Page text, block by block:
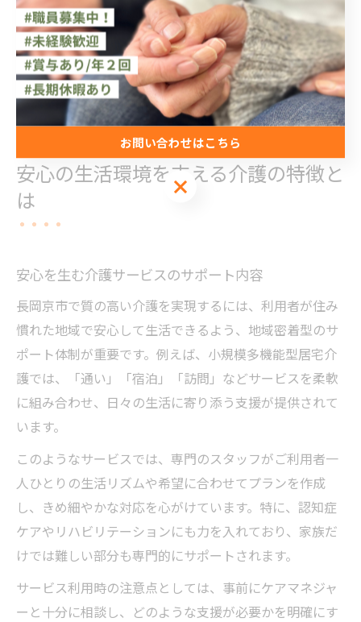
後悔のない選択が可能になります。
地域に密着した介護サービスを活用しながら、安心して
長岡京市で暮らし続けるための知識と備えを持つこと
が、これからの生活を守る大きな力となります。
安心の生活環境を支える介護の特徴と
は
安心を生む介護サービスのサポート内容
長岡京市で質の高い介護を実現するには、利用者が住み
慣れた地域で安心して生活できるよう、地域密着型のサ
ポート体制が重要です。例えば、小規模多機能型居宅介
護では、「通い」「宿泊」「訪問」などサービスを柔軟
に組み合わせ、日々の生活に寄り添う支援が提供されて
います。
このようなサービスでは、専門のスタッフがご利用者一
人ひとりの生活リズムや希望に合わせてプランを作成
し、きめ細やかな対応を心がけています。特に、認知症
ケアやリハビリテーションにも力を入れており、家族だ
けでは難しい部分も専門的にサポートされます。
サービス利用時の注意点としては、事前にケアマネジャ
ーと十分に相談し、どのような支援が必要かを明確にす
お問い合わせはこちら
お問い合わせはこちら